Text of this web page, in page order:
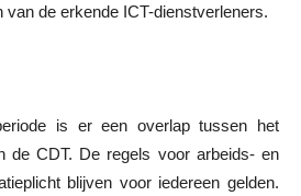
van de erkende ICT-dienstverleners.
is er een overlap tussen het
de CDT. De regels voor arbeids- en
blijven voor iedereen gelden.